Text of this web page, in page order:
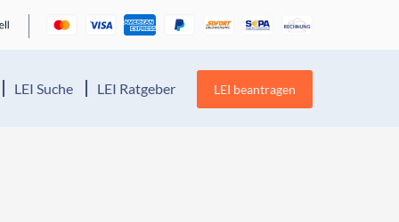
LEI Suche LEI Ratgeber LEI beantragen